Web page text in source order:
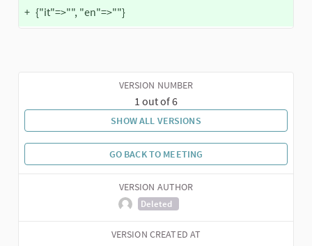
+ {"it"=>"", "en"=>""}
VERSION NUMBER
1 out of 6
SHOW ALL VERSIONS
GO BACK TO MEETING
VERSION AUTHOR
Deleted
VERSION CREATED AT